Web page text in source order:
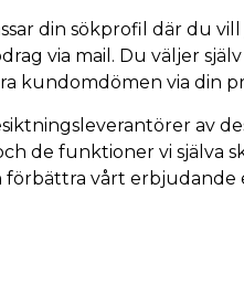
din sökprofil där du
via mail. Du väljer
kundomdömen via din
av
de funktioner vi själva
vårt